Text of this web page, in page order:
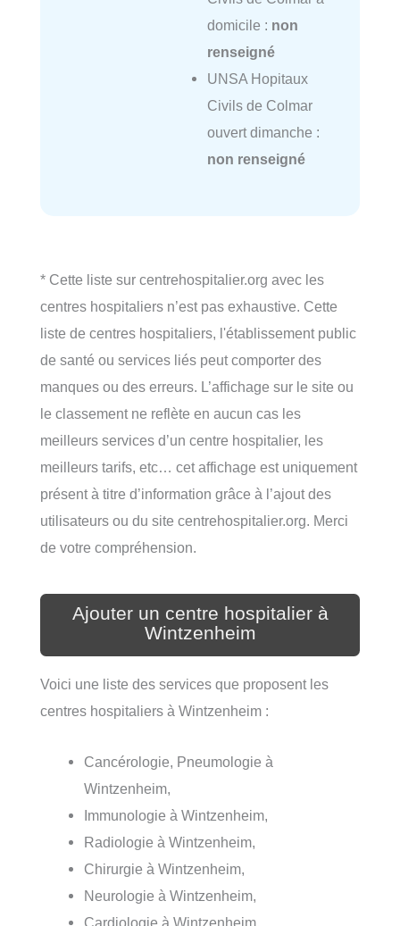
domicile : non
renseigné
UNSA Hopitaux
Civils de Colmar
ouvert dimanche :
non renseigné
* Cette liste sur centrehospitalier.org avec les
centres hospitaliers n’est pas exhaustive. Cette
liste de centres hospitaliers, l'établissement public
de santé ou services liés peut comporter des
manques ou des erreurs. L’affichage sur le site ou
le classement ne reflète en aucun cas les
meilleurs services d’un centre hospitalier, les
meilleurs tarifs, etc… cet affichage est uniquement
présent à titre d’information grâce à l’ajout des
utilisateurs ou du site centrehospitalier.org. Merci
de votre compréhension.
Ajouter un centre hospitalier à
Wintzenheim
Voici une liste des services que proposent les
centres hospitaliers à Wintzenheim :
Cancérologie, Pneumologie à
Wintzenheim,
Immunologie à Wintzenheim,
Radiologie à Wintzenheim,
Chirurgie à Wintzenheim,
Neurologie à Wintzenheim,
Cardiologie à Wintzenheim.